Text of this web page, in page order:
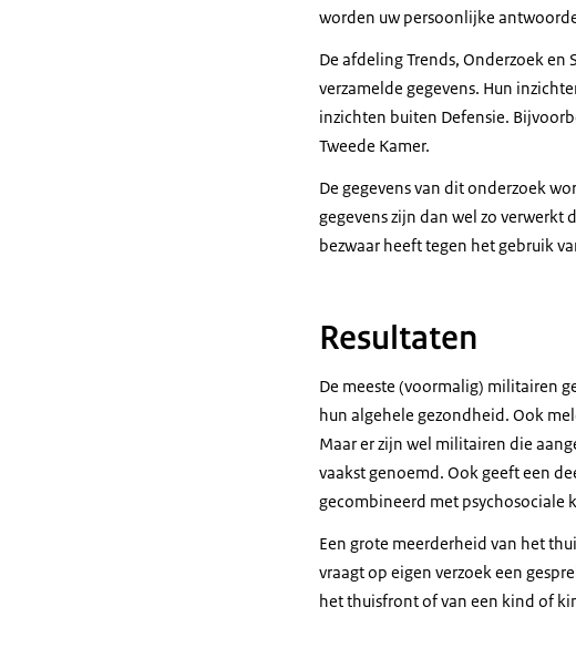
worden uw persoonlijke
De afdeling Trends, Onderzoek en
verzamelde gegevens. Hun
inzichten buiten Defensie.
Tweede Kamer.
De gegevens van dit onderzoek
gegevens zijn dan wel zo verwerkt
bezwaar heeft tegen het gebruik
Resultaten
De meeste (voormalig) militairen
hun algehele gezondheid. Ook
Maar er zijn wel militairen die
vaakst genoemd. Ook geeft een
gecombineerd met psychosociale
Een grote meerderheid van het
vraagt op eigen verzoek een
het thuisfront of van een kind of